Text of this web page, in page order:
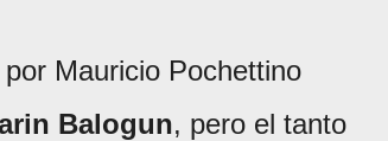
Mauricio Pochettino
Balogun, pero el tanto